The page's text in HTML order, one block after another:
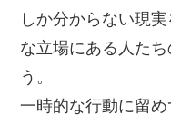
しか分からない現
な立場にある人た
う。
一時的な行動に留